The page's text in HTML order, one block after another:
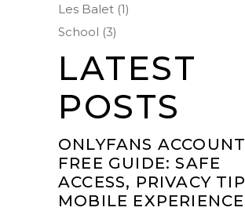
Les Balet (1)
School (3)
LATEST
POSTS
ONLYFANS ACCOUNT
FREE GUIDE: SAFE
ACCESS, PRIVACY
MOBILE EXPERIENCE